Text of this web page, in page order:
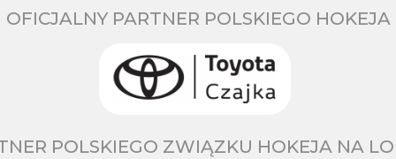
OFICJALNY PARTNER POLSKIEGO HOKEJA
POLSKIEGO ZWIĄZKU HOKEJA NA